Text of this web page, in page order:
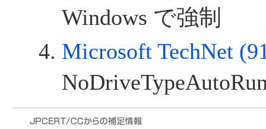
Windows で強制
Microsoft TechNet